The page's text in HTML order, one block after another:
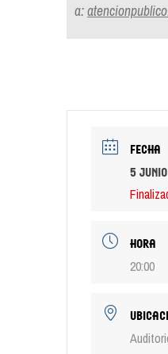
a:
FECHA
5 junio
HORA
20:00